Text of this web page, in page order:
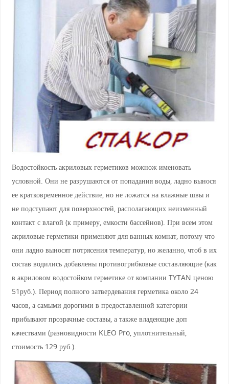
Водостойкость акриловых герметиков можнож именовать
условной. Они не разрушаются от попадания воды, ладно вынося
ее кратковременное действие, но не ложатся на влажные швы и
не подступают для поверхностей, располагающих неизменный
контакт с влагой (к примеру, емкости бассейнов). При всем этом
акриловые герметики применяют для ванных комнат, потому что
они ладно выносят потрясения температур, но желанно, чтоб в их
состав водились добавлены противогрибковые составляющие (как
в акриловом водостойком герметике от компании TYTAN ценою
51руб.). Период полного затвердевания герметика около 24
часов, а самыми дорогими в предоставленной категории
прибывают прозрачные составы, а также владеющие доп
качествами (разновидности KLEO Pro, уплотнительный,
стоимость 129 руб.).